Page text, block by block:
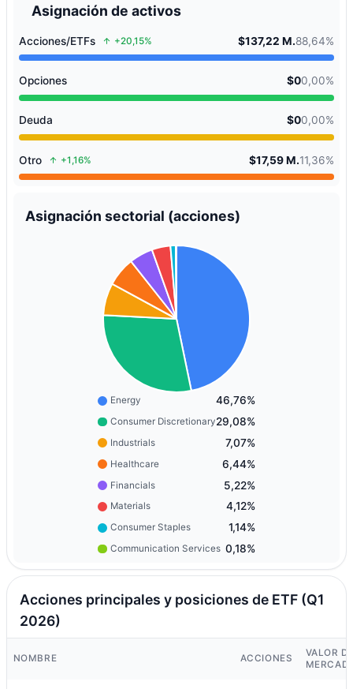
Asignación de activos
Acciones/ETFs +20,15% $137,22 M.88,64%
Opciones $00,00%
Deuda $00,00%
Otro +1,16% $17,59 M.11,36%
Asignación sectorial (acciones)
Energy 46,76%
Consumer Discretionary29,08%
Industrials 7,07%
Healthcare 6,44%
Financials 5,22%
Materials 4,12%
Consumer Staples 1,14%
Communication Services 0,18%
Acciones principales y posiciones de ETF (Q1
2026)
NOMBRE ACCIONES
VALOR